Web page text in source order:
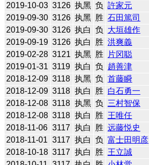
2019-10-03 3126 执黑 负 許家元
2019-09-30 3126 执黑 胜 石田篤司
2019-09-30 3126 执白 负 大垣雄作
2019-09-19 3126 执白 胜 洪爽義
2019-02-28 3121 执黑 胜 片冈聪
2019-01-31 3119 执白 负 趙善津
2018-12-09 3118 执黑 负 首藤瞬
2018-12-09 3118 执白 胜 白石勇一
2018-12-08 3118 执黑 负 三村智保
2018-12-08 3118 执白 胜 王唯任
2018-11-06 3117 执白 胜 远藤悦史
2018-11-01 3117 执白 负 富士田明彦
2018-10-18 3117 执白 胜 王立誠